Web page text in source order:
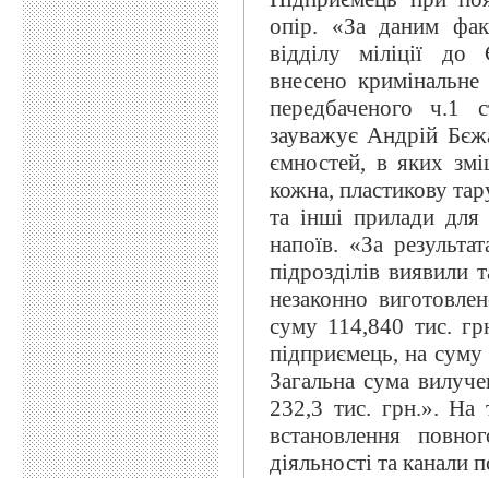
опір. «За даним
відділу міліції до
внесено
передбаченого ч.1
зауважує Андрій
ємностей, в яких
кожна, пластикову
та інші прилади для
напоїв. «За
підрозділів
незаконно
суму 114,840 тис.
підприємець, на
Загальна сума
232,3 тис. грн.». На
встановлення
діяльності та канали